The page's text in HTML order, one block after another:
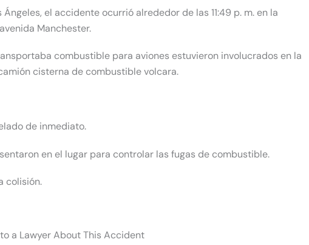
el accidente ocurrió alrededor de las 11:49 p. m. en la
Manchester.
combustible para aviones estuvieron involucrados en la
cisterna de combustible volcara.
de inmediato.
en el lugar para controlar las fugas de combustible.
colisión.
a Lawyer About This Accident